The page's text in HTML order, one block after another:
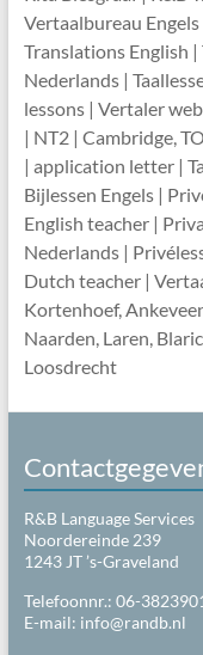
Vertaalbureau
Translations English
Nederlands |
lessons | Vertaler
| NT2 | Cambridge,
| application letter |
Bijlessen Engels |
English teacher |
Nederlands |
Dutch teacher |
Kortenhoef,
Naarden, Laren,
Loosdrecht
R&B Language Services
Noordereinde 239
1243 JT ’s-Graveland
Telefoonnr.: 06-
E-mail: info@randb.nl